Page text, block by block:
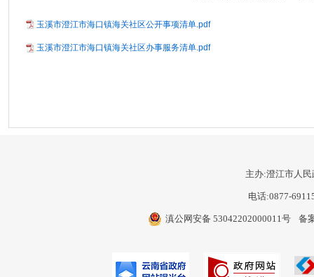
玉溪市澄江市海口镇海关社区公开事项清单.pdf
玉溪市澄江市海口镇海关社区办事服务清单.pdf
主办:澄江市人民
电话:0877-
滇公网安备 53042202000011号 备